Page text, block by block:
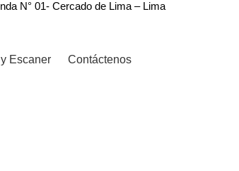
N° 01- Cercado de Lima – Lima
Escaner Contáctenos